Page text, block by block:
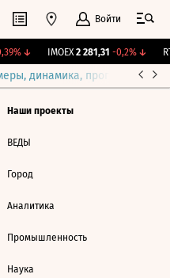
Войти
↓ IMOEX 2 281,31 -0,2%↓
динамика, прогнозы
Наши проекты
ВЕДЫ
Город
Аналитика
Промышленность
Наука